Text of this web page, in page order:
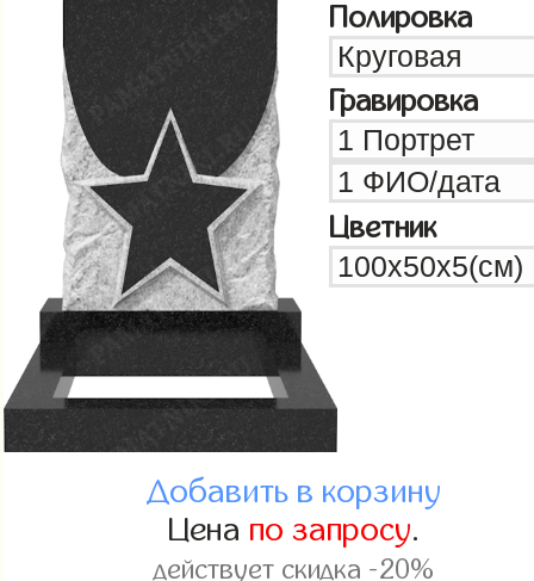
Полировка
Гравировка
Цветник
Добавить в корзину
Цена по запросу.
действует скидка -20%